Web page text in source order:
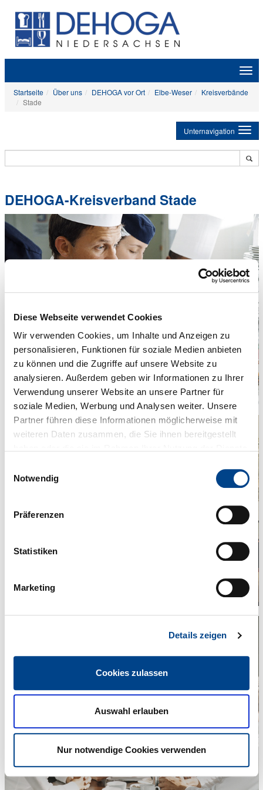
Diese Webseite verwendet Cookies
Wir verwenden Cookies, um Inhalte und Anzeigen zu
personalisieren, Funktionen für soziale Medien anbieten
zu können und die Zugriffe auf unsere Website zu
analysieren. Außerdem geben wir Informationen zu Ihrer
Verwendung unserer Website an unsere Partner für
soziale Medien, Werbung und Analysen weiter. Unsere
Partner führen diese Informationen möglicherweise mit
weiteren Daten zusammen, die Sie ihnen bereitgestellt
Cookies, wenn Sie unsere Webseite weiterhin nutzen.
Notwendig
Präferenzen
Statistiken
Marketing
Details zeigen
Cookies zulassen
Auswahl erlauben
Nur notwendige Cookies verwenden
Startseite
Über uns DEHOGA vor Ort Elbe-Weser
Kreisverbände
Stade
Unternavigation
DEHOGA-Kreisverband Stade